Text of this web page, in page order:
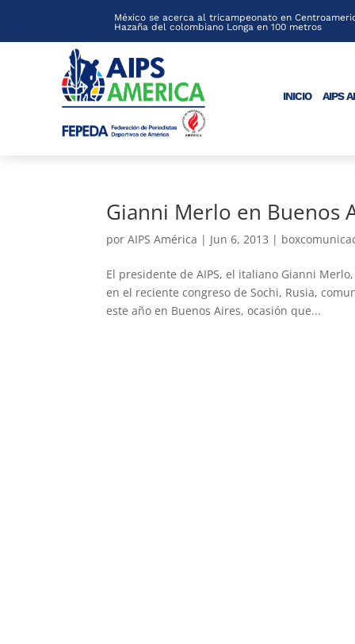
México se acerca al tricampeonato en
Hazaña del colombiano Longa en 100 metros
INICIO AIPS
Gianni Merlo en Buenos
porAIPS América | Jun 6, 2013 |
El presidente de AIPS, el italiano Gianni
en el reciente congreso de Sochi, Rusia,
este año en Buenos Aires, ocasión que...